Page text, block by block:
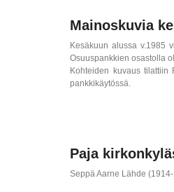
Mainoskuvia
Kesäkuun alussa v.1985
Osuuspankkien osastolla
Kohteiden kuvaus tilattiin
pankkikäytössä.
Paja
Seppä Aarne Lähde